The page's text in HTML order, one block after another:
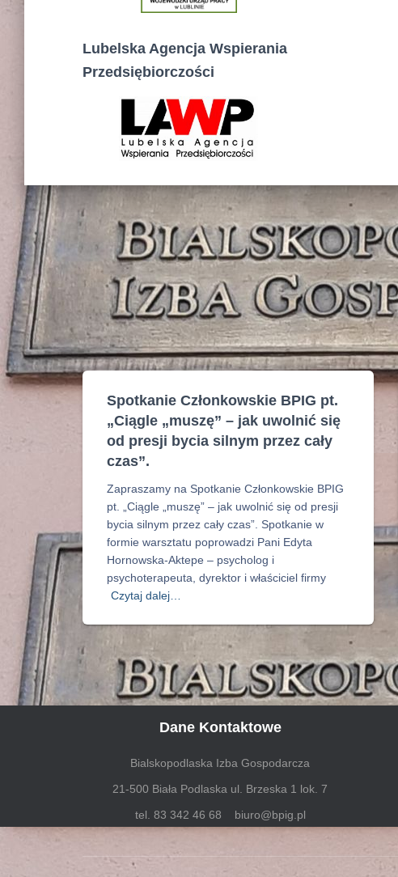
Lubelska Agencja Wspierania
Przedsiębiorczości
Spotkanie Członkowskie BPIG pt.
„Ciągle „muszę” – jak uwolnić się
od presji bycia silnym przez cały
czas”.
Zapraszamy na Spotkanie Członkowskie BPIG
pt. „Ciągle „muszę” – jak uwolnić się od presji
bycia silnym przez cały czas”. Spotkanie w
formie warsztatu poprowadzi Pani Edyta
Hornowska-Aktepe – psycholog i
psychoterapeuta, dyrektor i właściciel firmy
Czytaj dalej…
Dane Kontaktowe
Bialskopodlaska Izba Gospodarcza
21-500 Biała Podlaska ul. Brzeska 1 lok. 7
tel. 83 342 46 68 biuro@bpig.pl